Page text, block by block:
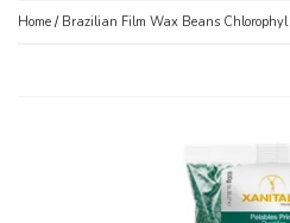
Home / Brazilian Film Wax Beans